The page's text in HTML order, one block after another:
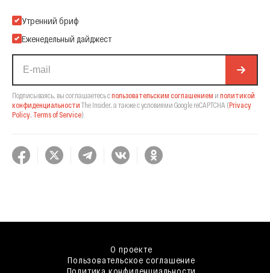
Подпишитесь на нашу Email-рассылку
Утренний бриф
Еженедельный дайджест
Подписываясь, вы соглашаетесь спользовательским соглашением и политикой
конфиденциальности The Insider, а также с условиями Google reCAPTCHA (Privacy
Policy, Terms of Service).
О проекте
Пользовательское соглашение
Политика конфиденциальности